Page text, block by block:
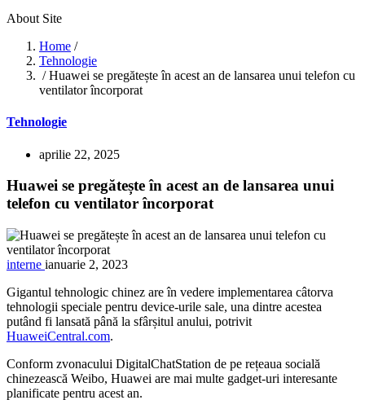
About Site
Home /
Tehnologie
/ Huawei se pregătește în acest an de lansarea unui telefon cu
ventilator încorporat
Tehnologie
aprilie 22, 2025
Huawei se pregătește în acest an de lansarea unui
telefon cu ventilator încorporat
interne ianuarie 2, 2023
Gigantul tehnologic chinez are în vedere implementarea câtorva
tehnologii speciale pentru device-urile sale, una dintre acestea
putând fi lansată până la sfârșitul anului, potrivit
HuaweiCentral.com.
Conform zvonacului DigitalChatStation de pe rețeaua socială
chinezească Weibo, Huawei are mai multe gadget-uri interesante
planificate pentru acest an.